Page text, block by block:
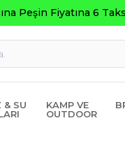
& SU
KAMP VE
OUTDOOR